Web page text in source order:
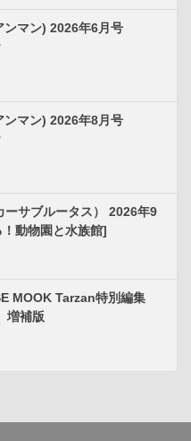
ンマン) 2026年6月号
ンマン) 2026年8月号
ーサブルータス） 2026年9
動物園と水族館]
MOOK Tarzan特別編集
増補版